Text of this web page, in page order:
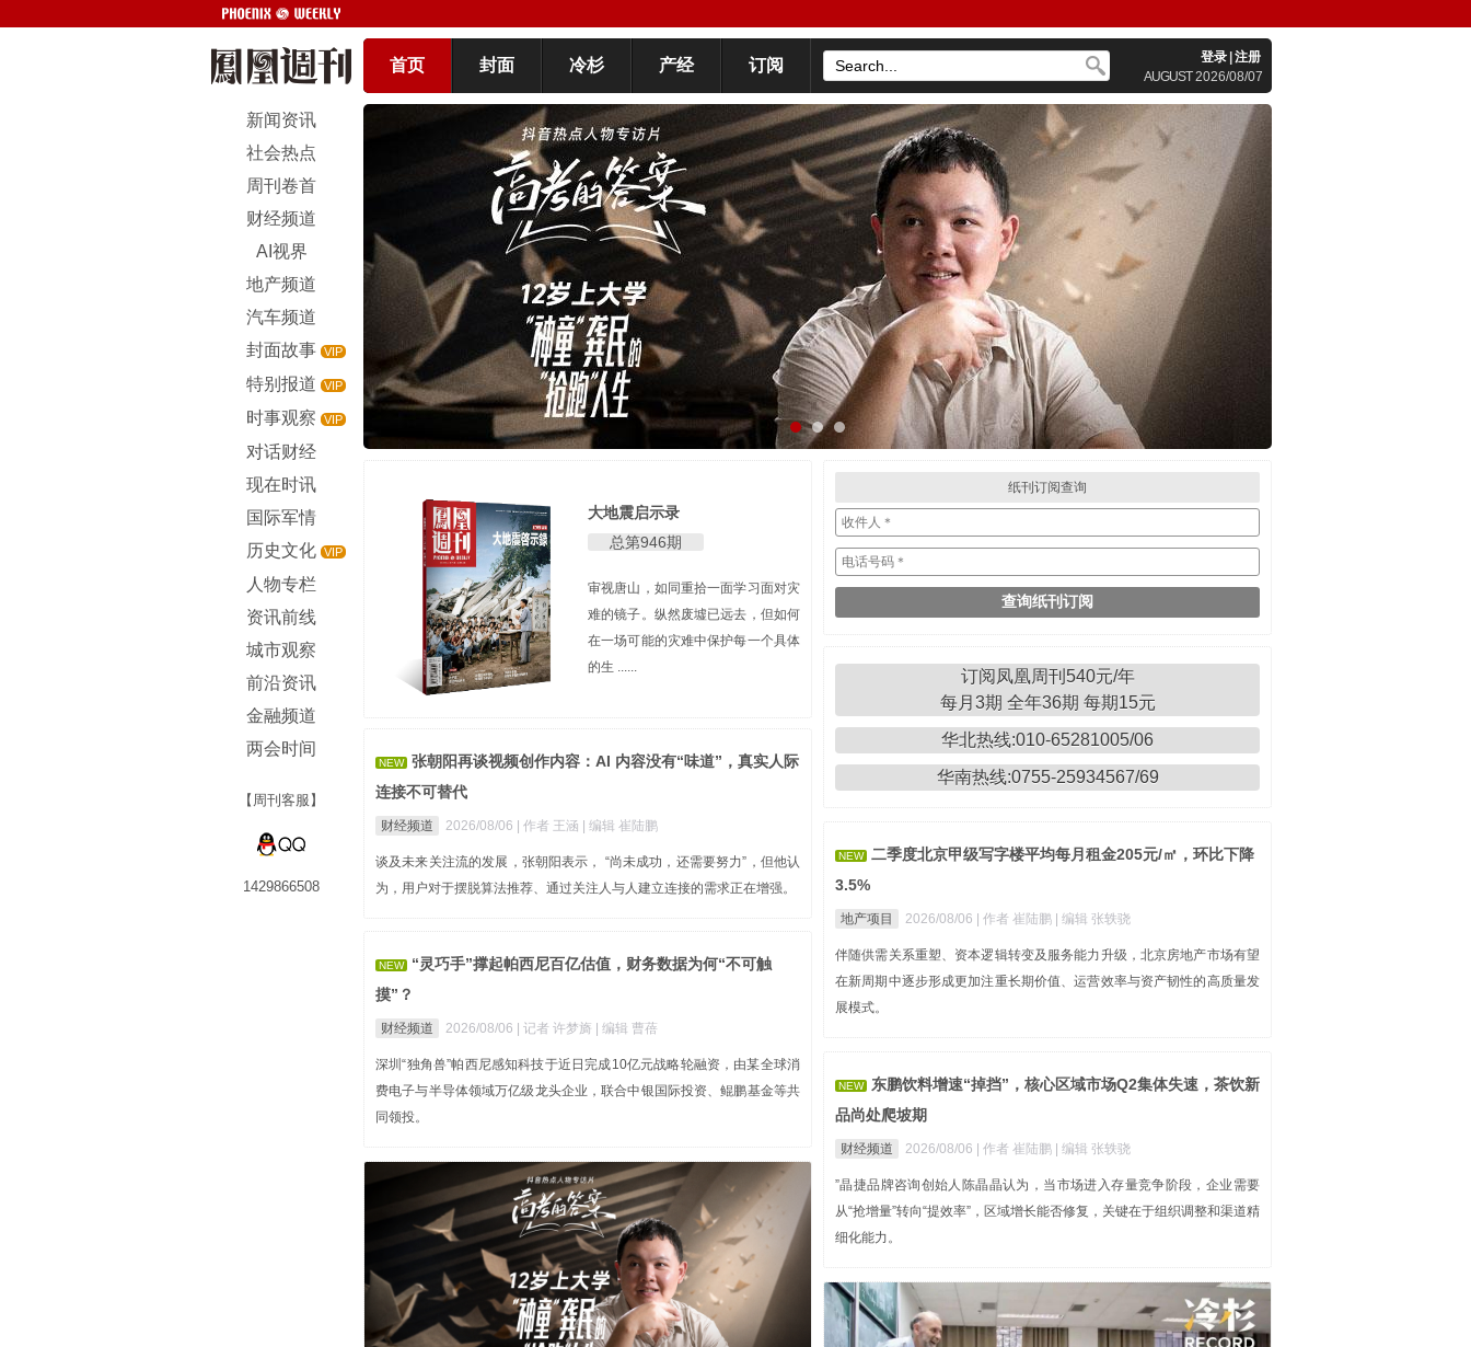
首页 封面 冷杉 产经 订阅 登录 注册
AUGUST2026/08/07
新闻资讯
社会热点
周刊卷首
财经频道
AI视界
地产频道
汽车频道
封面故事 VIP
特别报道 VIP
时事观察 VIP
对话财经
现在时讯
国际军情
历史文化 VIP
人物专栏
资讯前线
城市观察
前沿资讯
金融频道
两会时间
【周刊客服】
1429866508
大地震启示录
总第946期
审视唐山，如同重拾一面学习面对灾
难的镜子。纵然废墟已远去，但如何
在一场可能的灾难中保护每一个具体
的生 ......
纸刊订阅查询
订阅凤凰周刊540元/年
每月3期 全年36期 每期15元
华北热线:010-65281005/06
华南热线:0755-25934567/69
NEW
张朝阳再谈视频创作内容：AI 内容没有“味道”，真实人际
连接不可替代
财经频道 2026/08/06 | 作者 王涵 | 编辑 崔陆鹏
谈及未来关注流的发展，张朝阳表示， “尚未成功，还需要努力”，但他认
为，用户对于摆脱算法推荐、通过关注人与人建立连接的需求正在增强。
NEW
二季度北京甲级写字楼平均每月租金205元/㎡，环比下降
3.5%
地产项目 2026/08/06 | 作者 崔陆鹏 | 编辑 张轶骁
伴随供需关系重塑、资本逻辑转变及服务能力升级，北京房地产市场有望
在新周期中逐步形成更加注重长期价值、运营效率与资产韧性的高质量发
展模式。
NEW
“灵巧手”撑起帕西尼百亿估值，财务数据为何“不可触
摸”？
财经频道 2026/08/06 | 记者 许梦旖 | 编辑 曹蓓
深圳“独角兽”帕西尼感知科技于近日完成10亿元战略轮融资，由某全球消
费电子与半导体领域万亿级龙头企业，联合中银国际投资、鲲鹏基金等共
同领投。
NEW
东鹏饮料增速“掉挡”，核心区域市场Q2集体失速，茶饮新
品尚处爬坡期
财经频道 2026/08/06 | 作者 崔陆鹏 | 编辑 张轶骁
”晶捷品牌咨询创始人陈晶晶认为，当市场进入存量竞争阶段，企业需要
从“抢增量”转向“提效率”，区域增长能否修复，关键在于组织调整和渠道精
细化能力。